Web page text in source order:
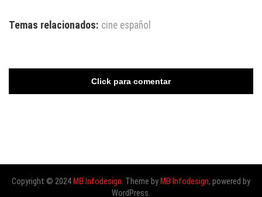
Temas relacionados: cine español
Click para comentar
Copyright © 2024 MB Infodesign. Theme by MB Infodesign, powered by
WordPress.